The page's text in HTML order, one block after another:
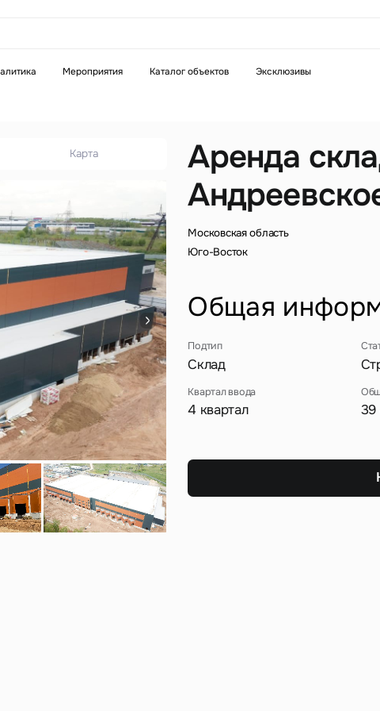
Мероприятия Каталог объектов Эксклюзивы
Аренда
Московская область
Юго-Восток
Общая
Подтип
Склад
Квартал ввода
4 квартал 39
Карта
звонок
Это обязательное поле
Введен неверный формат
поле
неверный форматСейчас
Отправить
на кнопку «Отправить», вы даете свое согласие на обработку и использование ваших